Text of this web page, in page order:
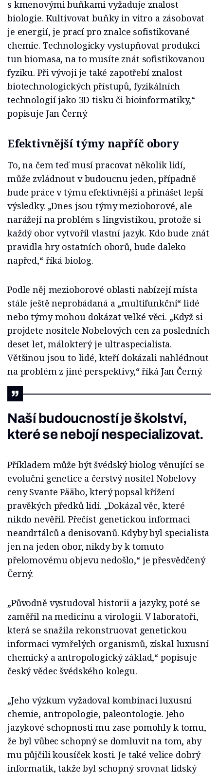
s kmenovými buňkami vyžaduje znalost
biologie. Kultivovat buňky in vitro a zásobovat
je energií, je prací pro znalce sofistikované
chemie. Technologicky vystupňovat produkci
tun biomasa, na to musíte znát sofistikovanou
fyziku. Při vývoji je také zapotřebí znalost
biotechnologických přístupů, fyzikálních
technologií jako 3D tisku či bioinformatiky,“
popisuje Jan Černý.
Efektivnější týmy napříč obory
To, na čem teď musí pracovat několik lidí,
může zvládnout v budoucnu jeden, případně
bude práce v týmu efektivnější a přinášet lepší
výsledky. „Dnes jsou týmy mezioborové, ale
narážejí na problém s lingvistikou, protože si
každý obor vytvořil vlastní jazyk. Kdo bude znát
pravidla hry ostatních oborů, bude daleko
napřed,“ říká biolog.
Podle něj mezioborové oblasti nabízejí místa
stále ještě neprobádaná a „multifunkční“ lidé
nebo týmy mohou dokázat velké věci. „Když si
projdete nositele Nobelových cen za posledních
deset let, málokterý je ultraspecialista.
Většinou jsou to lidé, kteří dokázali nahlédnout
na problém z jiné perspektivy,“ říká Jan Černý.
Naší budoucností je školství,
které se nebojí nespecializovat.
Příkladem může být švédský biolog věnující se
evoluční genetice a čerstvý nositel Nobelovy
ceny Svante Pääbo, který popsal křížení
pravěkých předků lidí. „Dokázal věc, které
nikdo nevěřil. Přečíst genetickou informaci
neandrtálců a denisovanů. Kdyby byl specialista
jen na jeden obor, nikdy by k tomuto
přelomovému objevu nedošlo,“ je přesvědčený
Černý.
„Původně vystudoval historii a jazyky, poté se
zaměřil na medicínu a virologii. V laboratoři,
která se snažila rekonstruovat genetickou
informaci vymřelých organismů, získal luxusní
chemický a antropologický základ,“ popisuje
český vědec švédského kolegu.
„Jeho výzkum vyžadoval kombinaci luxusní
chemie, antropologie, paleontologie. Jeho
jazykové schopnosti mu zase pomohly k tomu,
že byl vůbec schopný se domluvit na tom, aby
mu půjčili kousíček kosti. Je také velice dobrý
informatik, takže byl schopný srovnat lidský